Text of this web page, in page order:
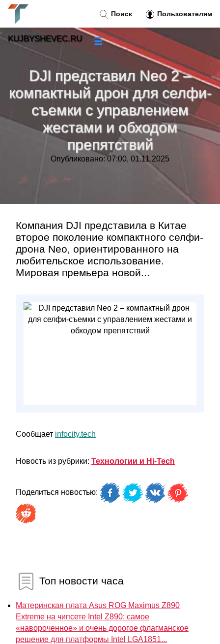
DJI представил Neo 2 –
компактный дрон для селфи-
съемки с управлением
жестами и обходом
препятствий
Опубликовано: 07:00, 01.11.2025
Компания DJI представила в Китае
второе поколение компактного селфи-
дрона Neo, ориентированного на
любительское использование.
Мировая премьера новой...
Сообщает infocity.tech
Новость из рубрики: Технологии и Hi-Tech
Поделиться новостью:
Топ новости часа
Материнская плата Asus ROG Maximus Z890
Extreme на чипсете Intel Z890: самое
«навороченное» и очень дорогое флагманское
решение для платформы Intel LGA1851...
Поиск Пользователям
KUJBYSHEVEC.RU ☰
Новости
Тренды новостей»
Рубрики»